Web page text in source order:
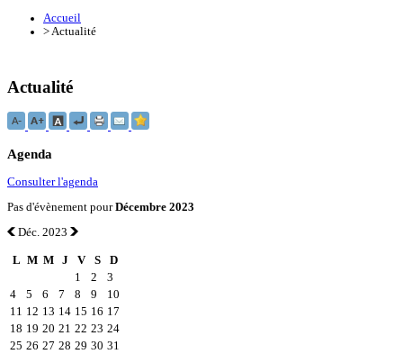
Accueil
> Actualité
Actualité
Agenda
Consulter l'agenda
Pas d'évènement pourDécembre 2023
Déc. 2023
L M M J V S
D
1
2
3
4
5 6 7 8 9
10
11 12 13 14 15 16 17
18 19 20 21 22 23 24
25 26 27 28 29 30 31